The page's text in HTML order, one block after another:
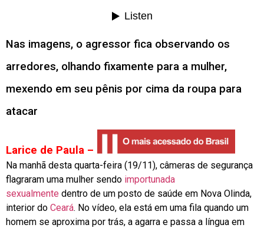
Nas imagens, o agressor fica observando os
arredores, olhando fixamente para a mulher,
mexendo em seu pênis por cima da roupa para
atacar
Larice de Paula –
Na manhã desta quarta-feira (19/11), câmeras de segurança
flagraram uma mulher sendo importunada
sexualmente dentro de um posto de saúde em Nova Olinda,
interior do Ceará. No vídeo, ela está em uma fila quando um
homem se aproxima por trás, a agarra e passa a língua em